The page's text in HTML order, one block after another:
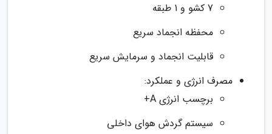
7 کشو و 1 طبقه
محفظه انجماد سریع
قابلیت انجماد و سرمایش سریع
مصرف انرژی و عملکرد:
برچسب انرژی A+
سیستم گردش هوای داخلی